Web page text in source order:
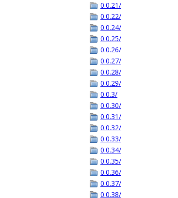
0.0.21/
0.0.22/
0.0.24/
0.0.25/
0.0.26/
0.0.27/
0.0.28/
0.0.29/
0.0.3/
0.0.30/
0.0.31/
0.0.32/
0.0.33/
0.0.34/
0.0.35/
0.0.36/
0.0.37/
0.0.38/